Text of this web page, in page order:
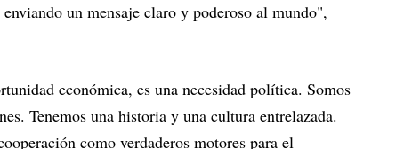
un mensaje claro y poderoso al mundo",
económica, es una necesidad política. Somos
Tenemos una historia y una cultura entrelazada.
como verdaderos motores para el